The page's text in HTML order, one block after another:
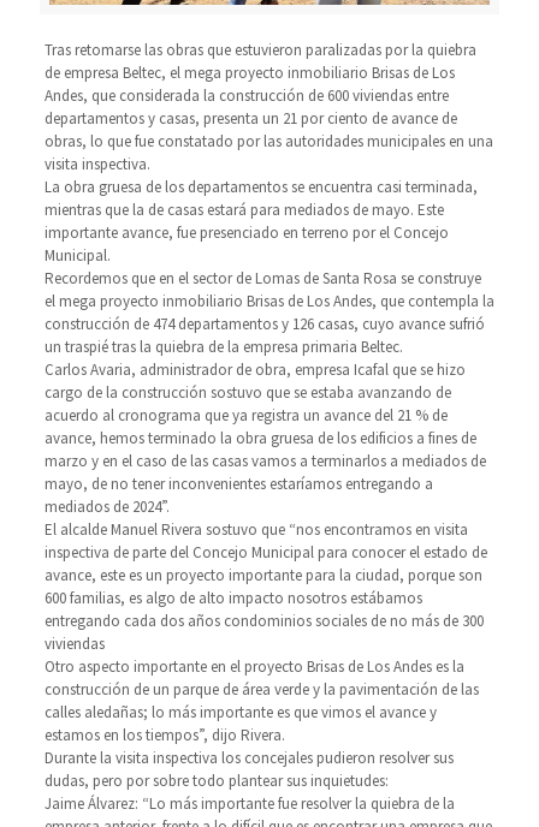
Tras retomarse las obras que estuvieron paralizadas por la quiebra
de empresa Beltec, el mega proyecto inmobiliario Brisas de Los
Andes, que considerada la construcción de 600 viviendas entre
departamentos y casas, presenta un 21 por ciento de avance de
obras, lo que fue constatado por las autoridades municipales en una
visita inspectiva.
La obra gruesa de los departamentos se encuentra casi terminada,
mientras que la de casas estará para mediados de mayo. Este
importante avance, fue presenciado en terreno por el Concejo
Municipal.
Recordemos que en el sector de Lomas de Santa Rosa se construye
el mega proyecto inmobiliario Brisas de Los Andes, que contempla la
construcción de 474 departamentos y 126 casas, cuyo avance sufrió
un traspié tras la quiebra de la empresa primaria Beltec.
Carlos Avaria, administrador de obra, empresa Icafal que se hizo
cargo de la construcción sostuvo que se estaba avanzando de
acuerdo al cronograma que ya registra un avance del 21 % de
avance, hemos terminado la obra gruesa de los edificios a fines de
marzo y en el caso de las casas vamos a terminarlos a mediados de
mayo, de no tener inconvenientes estaríamos entregando a
mediados de 2024”.
El alcalde Manuel Rivera sostuvo que “nos encontramos en visita
inspectiva de parte del Concejo Municipal para conocer el estado de
avance, este es un proyecto importante para la ciudad, porque son
600 familias, es algo de alto impacto nosotros estábamos
entregando cada dos años condominios sociales de no más de 300
viviendas
Otro aspecto importante en el proyecto Brisas de Los Andes es la
construcción de un parque de área verde y la pavimentación de las
calles aledañas; lo más importante es que vimos el avance y
estamos en los tiempos”, dijo Rivera.
Durante la visita inspectiva los concejales pudieron resolver sus
dudas, pero por sobre todo plantear sus inquietudes:
Jaime Álvarez: “Lo más importante fue resolver la quiebra de la